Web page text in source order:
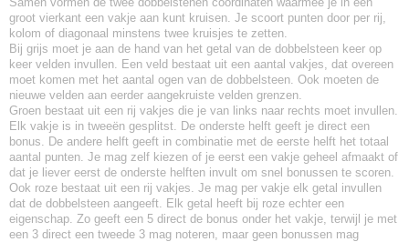
groot vierkant een vakje aan kunt kruisen. Je scoort punten door per rij,
kolom of diagonaal minstens twee kruisjes te zetten.
Bij grijs moet je aan de hand van het getal van de dobbelsteen keer op
keer velden invullen. Een veld bestaat uit een aantal vakjes, dat overeen
moet komen met het aantal ogen van de dobbelsteen. Ook moeten de
nieuwe velden aan eerder aangekruiste velden grenzen.
Groen bestaat uit een rij vakjes die je van links naar rechts moet invullen.
Elk vakje is in tweeën gesplitst. De onderste helft geeft je direct een
bonus. De andere helft geeft in combinatie met de eerste helft het totaal
aantal punten. Je mag zelf kiezen of je eerst een vakje geheel afmaakt of
dat je liever eerst de onderste helften invult om snel bonussen te scoren.
Ook roze bestaat uit een rij vakjes. Je mag per vakje elk getal invullen
dat de dobbelsteen aangeeft. Elk getal heeft bij roze echter een
eigenschap. Zo geeft een 5 direct de bonus onder het vakje, terwijl je met
een 3 direct een tweede 3 mag noteren, maar geen bonussen mag